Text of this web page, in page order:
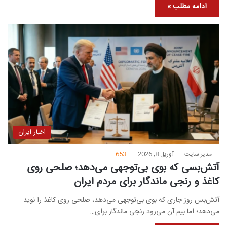
ادامه مطلب »
اخبار ایران
مدیر سایت آوریل 8, 2026 653
آتش‌بسی که بوی بی‌توجهی می‌دهد؛ صلحی روی
کاغذ و رنجی ماندگار برای مردم ایران
آتش‌بس روز جاری که بوی بی‌توجهی می‌دهد، صلحی روی کاغذ را نوید
می‌دهد؛ اما بیم آن می‌رود رنجی ماندگار برای…